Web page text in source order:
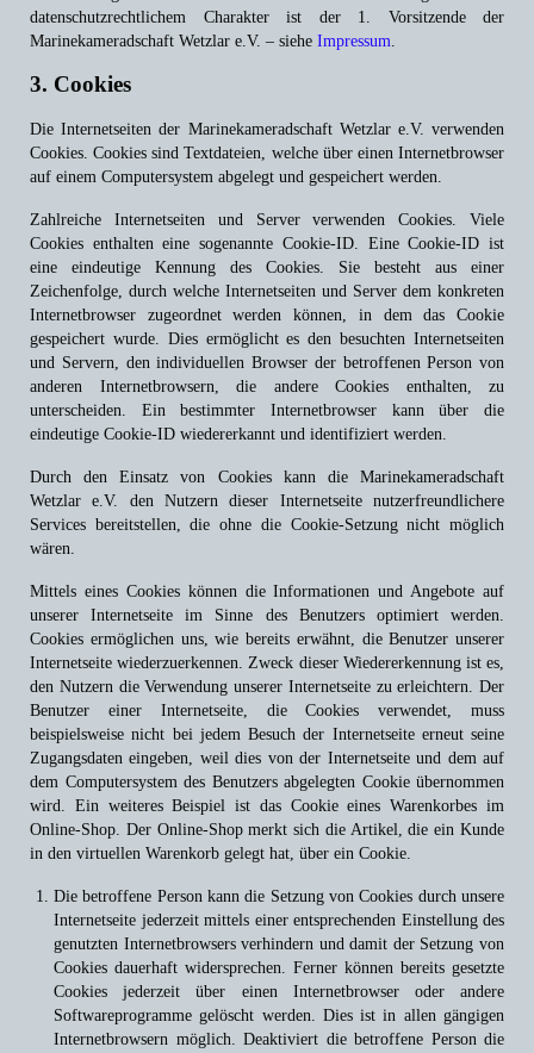
datenschutzrechtlichem Charakter ist der 1. Vorsitzende der
Marinekameradschaft Wetzlar e.V. – siehe Impressum.
3. Cookies
Die Internetseiten der Marinekameradschaft Wetzlar e.V. verwenden
Cookies. Cookies sind Textdateien, welche über einen Internetbrowser
auf einem Computersystem abgelegt und gespeichert werden.
Zahlreiche Internetseiten und Server verwenden Cookies. Viele
Cookies enthalten eine sogenannte Cookie-ID. Eine Cookie-ID ist
eine eindeutige Kennung des Cookies. Sie besteht aus einer
Zeichenfolge, durch welche Internetseiten und Server dem konkreten
Internetbrowser zugeordnet werden können, in dem das Cookie
gespeichert wurde. Dies ermöglicht es den besuchten Internetseiten
und Servern, den individuellen Browser der betroffenen Person von
anderen Internetbrowsern, die andere Cookies enthalten, zu
unterscheiden. Ein bestimmter Internetbrowser kann über die
eindeutige Cookie-ID wiedererkannt und identifiziert werden.
Durch den Einsatz von Cookies kann die Marinekameradschaft
Wetzlar e.V. den Nutzern dieser Internetseite nutzerfreundlichere
Services bereitstellen, die ohne die Cookie-Setzung nicht möglich
wären.
Mittels eines Cookies können die Informationen und Angebote auf
unserer Internetseite im Sinne des Benutzers optimiert werden.
Cookies ermöglichen uns, wie bereits erwähnt, die Benutzer unserer
Internetseite wiederzuerkennen. Zweck dieser Wiedererkennung ist es,
den Nutzern die Verwendung unserer Internetseite zu erleichtern. Der
Benutzer einer Internetseite, die Cookies verwendet, muss
beispielsweise nicht bei jedem Besuch der Internetseite erneut seine
Zugangsdaten eingeben, weil dies von der Internetseite und dem auf
dem Computersystem des Benutzers abgelegten Cookie übernommen
wird. Ein weiteres Beispiel ist das Cookie eines Warenkorbes im
Online-Shop. Der Online-Shop merkt sich die Artikel, die ein Kunde
in den virtuellen Warenkorb gelegt hat, über ein Cookie.
Die betroffene Person kann die Setzung von Cookies durch unsere
Internetseite jederzeit mittels einer entsprechenden Einstellung des
genutzten Internetbrowsers verhindern und damit der Setzung von
Cookies dauerhaft widersprechen. Ferner können bereits gesetzte
Cookies jederzeit über einen Internetbrowser oder andere
Softwareprogramme gelöscht werden. Dies ist in allen gängigen
Internetbrowsern möglich. Deaktiviert die betroffene Person die